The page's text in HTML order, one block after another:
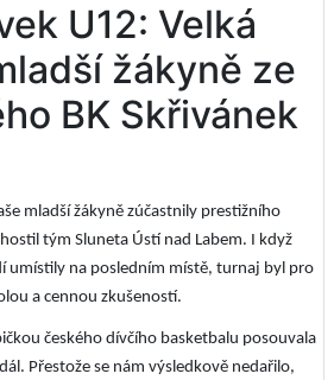
U12: Velká
žákyně ze
BK Skřivánek
mladší žákyně zúčastnily prestižního
tým Sluneta Ústí nad Labem. I když
umístily na posledním místě, turnaj byl pro
a cennou zkušeností.
českého dívčího basketbalu posouvala
Přestože se nám výsledkově nedařilo,